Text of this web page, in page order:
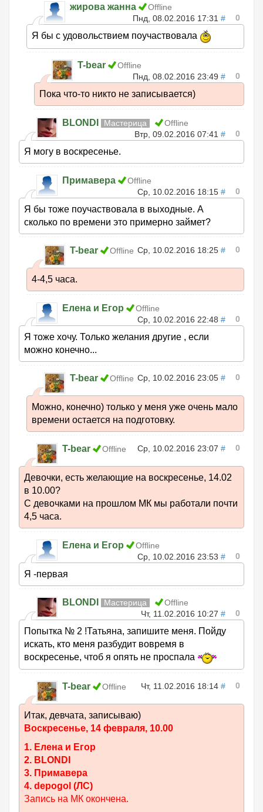
жирова жанна
Offline
Пнд, 08.02.2016 17:31 # 0
Я бы с удовольствием поучаствовала
T-bear
Offline
Пнд, 08.02.2016 23:49 # 0
Пока что-то никто не записывается)
BLONDI Мастерица
Offline
Втр, 09.02.2016 07:41 # 0
Я могу в воскресенье.
Примавера
Offline
Ср, 10.02.2016 18:15 # 0
Я бы тоже поучаствовала в выходные. А
сколько по времени это примерно займет?
T-bear Offline Ср, 10.02.2016 18:25 # 0
4-4,5 часа.
Елена и Егор
Offline
Ср, 10.02.2016 22:48 # 0
Я тоже хочу. Только желания другие , если
можно конечно...
T-bear Offline Ср, 10.02.2016 23:05 # 0
Можно, конечно) только у меня уже очень мало
времени остается на подготовку.
T-bear Offline Ср, 10.02.2016 23:07 # 0
Девочки, есть желающие на воскресенье, 14.02
в 10.00?
С девочками на прошлом МК мы работали почти
4,5 часа.
Елена и Егор
Offline
Ср, 10.02.2016 23:53 # 0
Я -первая
BLONDI Мастерица
Offline
Чт, 11.02.2016 10:27 # 0
Попытка № 2 !Татьяна, запишите меня. Пойду
искать, кто меня разбудит вовремя в
воскресенье, чтоб я опять не проспала
T-bear Offline Чт, 11.02.2016 18:14 # 0
Итак, девчата, записываю)
Воскресенье, 14 февраля, 10.00
1. Елена и Егор
2. BLONDI
3. Примавера
4. depogol (ЛС)
Запись на МК окончена.